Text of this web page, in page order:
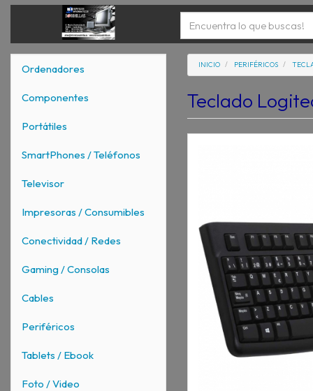
Ordenadores
Componentes
Portátiles
SmartPhones / Teléfonos
Televisor
Impresoras / Consumibles
Conectividad / Redes
Gaming / Consolas
Cables
Periféricos
Tablets / Ebook
Foto / Video
INICIO PERIFÉRICOS
Teclado